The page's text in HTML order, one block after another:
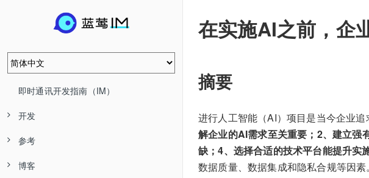
即时通讯开发指南（IM）
开发
参考
博客
在实施AI之前，企
摘要
进行人工智能（AI）项目是当今企业
解企业的AI需求至关重要；2、建立强
缺；4、选择合适的技术平台能提升实
数据质量、数据集成和隐私合规等因素。